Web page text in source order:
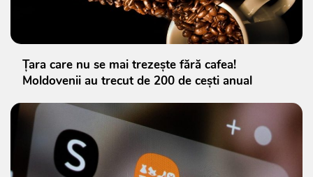
Țara care nu se mai trezește fără cafea!
Moldovenii au trecut de 200 de cești anual